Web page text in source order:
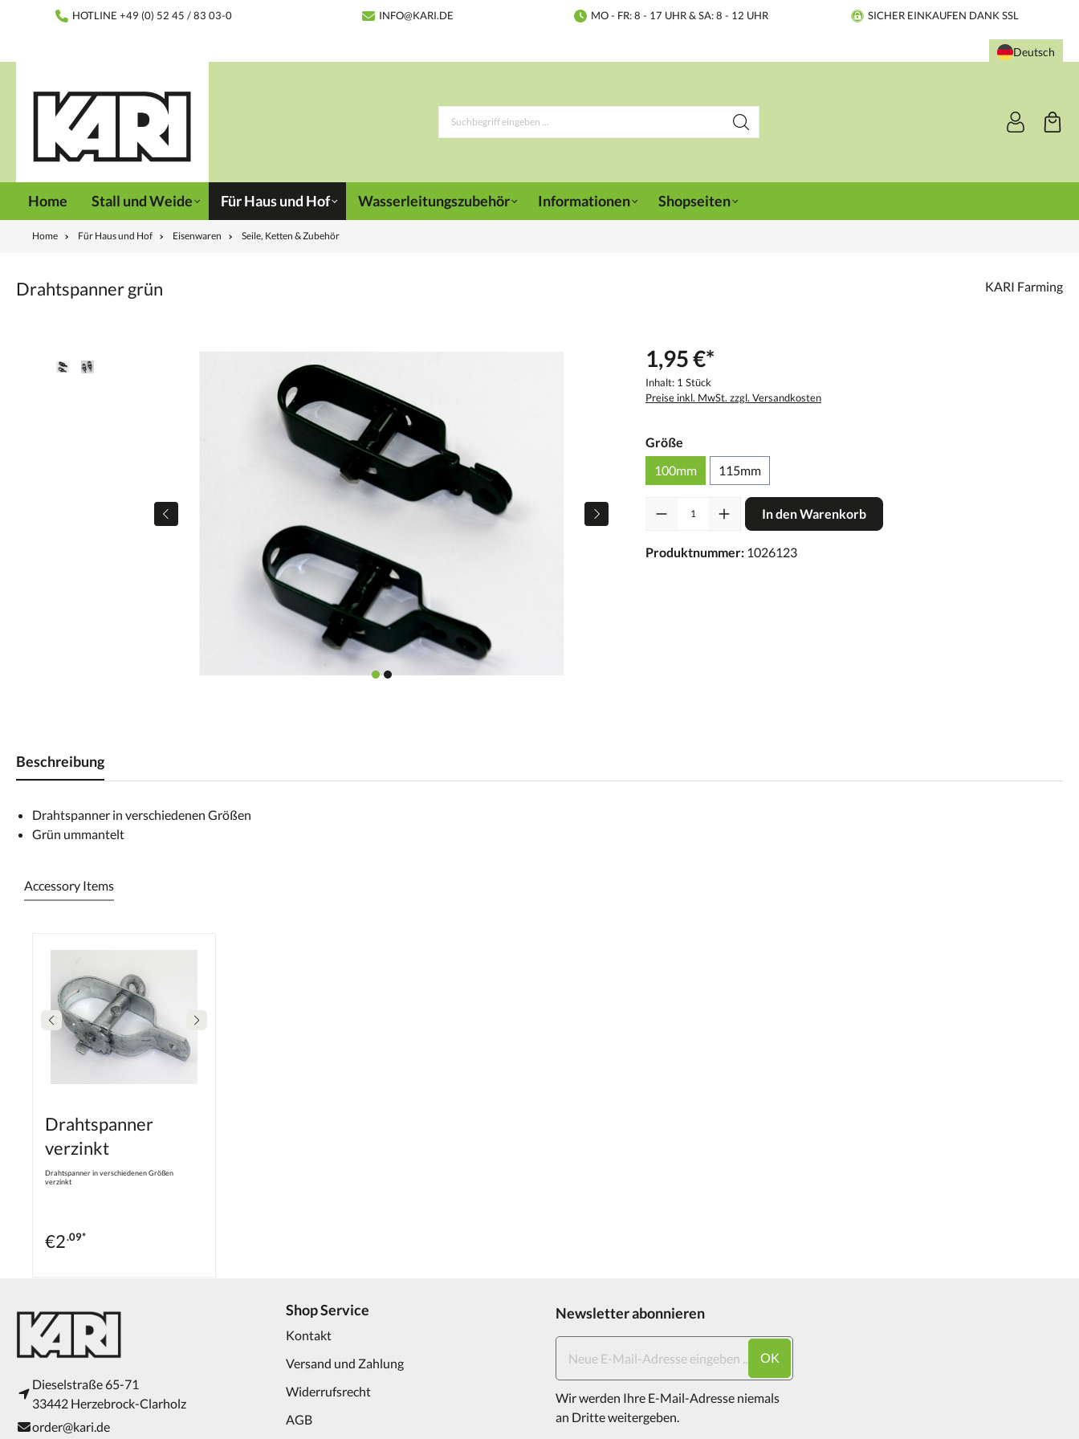
springenHOTLINE +49 (0) 52 45 / 83 03-0 INFO@KARI.DE MO - FR: 8 - 17 UHR & SA: 8 - 12 UHR SICHER EINKAUFEN DANK SSL
Deutsch
Home Stall und Weide Für Haus und Hof Wasserleitungszubehör Informationen Shopseiten
Home Für Haus und Hof Eisenwaren Seile, Ketten & Zubehör
Drahtspanner grün KARI Farming
1,95 €*
Inhalt: 1 Stück
Preise inkl. MwSt. zzgl. Versandkosten
Größe
100mm
115mm
In den Warenkorb
Produktnummer: 1026123
Beschreibung
Drahtspanner in verschiedenen Größen
Grün ummantelt
Accessory Items
Drahtspanner
verzinkt
Drahtspanner in verschiedenen Größen
verzinkt
€2.09*
Dieselstraße 65-71
33442 Herzebrock-Clarholz
order@kari.de
Shop Service
Kontakt
Versand und Zahlung
Widerrufsrecht
AGB
Newsletter abonnieren
OK
Wir werden Ihre E-Mail-Adresse niemals
an Dritte weitergeben.